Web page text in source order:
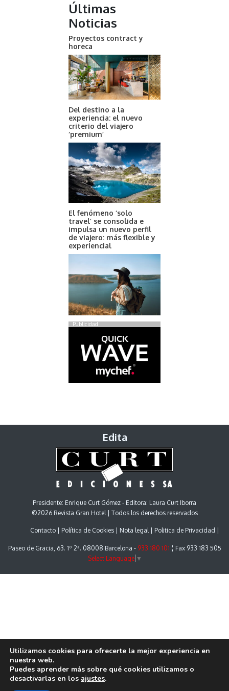
Últimas
Noticias
Proyectos contract y
horeca
Del destino a la
experiencia: el nuevo
criterio del viajero
‘premium’
El fenómeno ‘solo
travel’ se consolida e
impulsa un nuevo perfil
de viajero: más flexible y
experiencial
Publicidad
Edita
Presidente: Enrique Curt Gómez - Editora: Laura Curt Iborra
©2026 Revista Gran Hotel | Todos los derechos reservados
Contacto Política de Cookies Nota legal Politica de Privacidad
Paseo de Gracia, 63. 1º 2ª. 08008 Barcelona - 933 180 101 ¦ Fax 933 183 505
Select Language ▼
Utilizamos cookies para ofrecerte la mejor experiencia en
nuestra web.
Puedes aprender más sobre qué cookies utilizamos o
desactivarlas en los ajustes.